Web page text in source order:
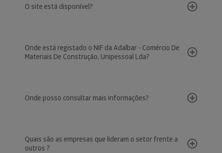
O site está disponível?
Onde está registado o NIF da Adalbar - Comércio De
Materiais De Construção, Unipessoal Lda?
Onde posso consultar mais informações?
Quais são as empresas que lideram o setor frente a
outros ?